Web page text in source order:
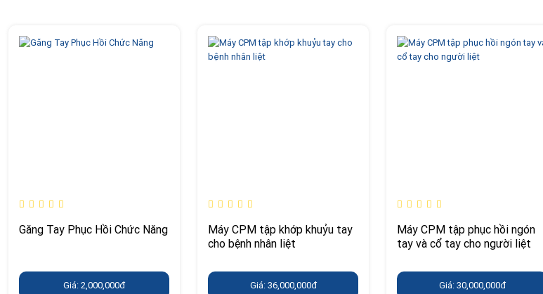
Găng Tay Phục Hồi Chức Năng
Giá: 2,000,000đ
Máy CPM tập khớp khuỷu tay
cho bệnh nhân liệt
Giá: 36,000,000đ
Máy CPM tập phục hồi ngón
tay và cổ tay cho người liệt
Giá: 30,000,000đ